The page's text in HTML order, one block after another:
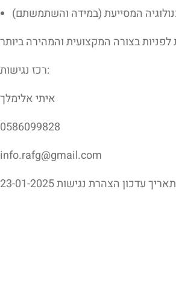
רכז נגישות:
איתי אלימלך
0586099828
info.rafg@gmail.com
תאריך עדכון הצהרת נגישות23-01-2025